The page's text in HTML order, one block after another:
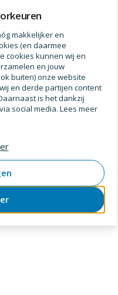
40/30k mm
makkelijker en
(en daarmee
cookies kunnen wij en
en jouw
buiten) onze website
en derde partijen content
is het dankzij
social media. Lees meer